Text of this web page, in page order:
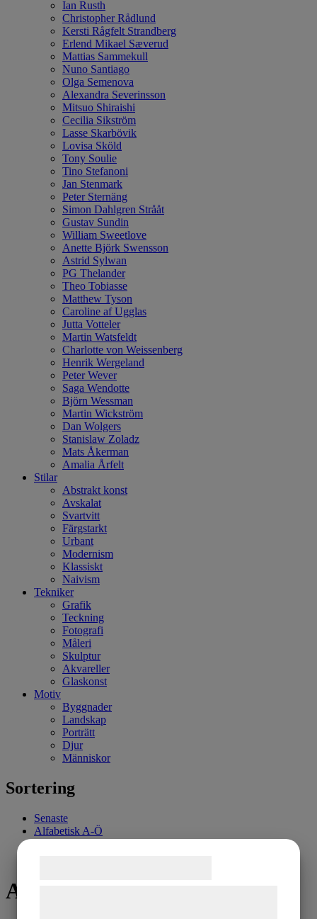
Ian Rusth
Christopher Rådlund
Kersti Rågfelt Strandberg
Erlend Mikael Sæverud
Mattias Sammekull
Nuno Santiago
Olga Semenova
Alexandra Severinsson
Mitsuo Shiraishi
Cecilia Sikström
Lasse Skarbövik
Lovisa Sköld
Tony Soulie
Tino Stefanoni
Jan Stenmark
Peter Sternäng
Simon Dahlgren Strååt
Gustav Sundin
William Sweetlove
Anette Björk Swensson
Astrid Sylwan
PG Thelander
Theo Tobiasse
Matthew Tyson
Caroline af Ugglas
Jutta Votteler
Martin Watsfeldt
Charlotte von Weissenberg
Henrik Wergeland
Peter Wever
Saga Wendotte
Björn Wessman
Martin Wickström
Dan Wolgers
Stanislaw Zoladz
Mats Åkerman
Amalia Årfelt
Stilar
Abstrakt konst
Avskalat
Svartvitt
Färgstarkt
Urbant
Modernism
Klassiskt
Naivism
Tekniker
Grafik
Teckning
Fotografi
Måleri
Skulptur
Akvareller
Glaskonst
Motiv
Byggnader
Landskap
Porträtt
Djur
Människor
Sortering
Senaste
Alfabetisk A-Ö
Alla produkter